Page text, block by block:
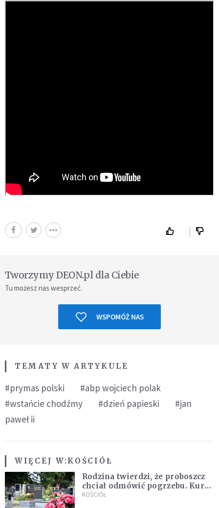
Tworzymy DEON.pl dla Ciebie
Tu możesz nas wesprzeć.
WSPOMÓŻ NAS
TEMATY W ARTYKULE
#prymas polski
#abp wojciech polak
#wstańcie chodźmy
#dzień papieski
#jan
paweł ii
WIĘCEJ W:KOŚCIÓŁ
Rodzina twierdzi, że proboszcz
chciał odmówić pogrzebu. Kuria
zapowiada wyjaśnienia
KOŚCIÓŁ